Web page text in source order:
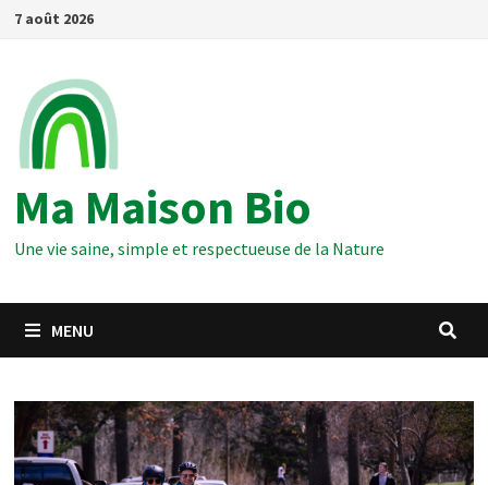
Passer
7 août 2026
Ma Maison Bio
Une vie saine, simple et respectueuse de la Nature
MENU